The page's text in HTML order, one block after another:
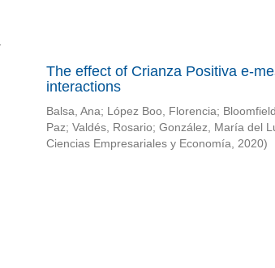
The effect of Crianza Positiva e-
interactions
Balsa, Ana; López Boo, Florencia;
Paz; Valdés, Rosario; González, María del
Ciencias Empresariales y Economía, 2020)